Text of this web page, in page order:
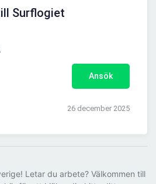
Surflogiet
Ansök
26 december 2025
Letar du arbete? Välkommen till